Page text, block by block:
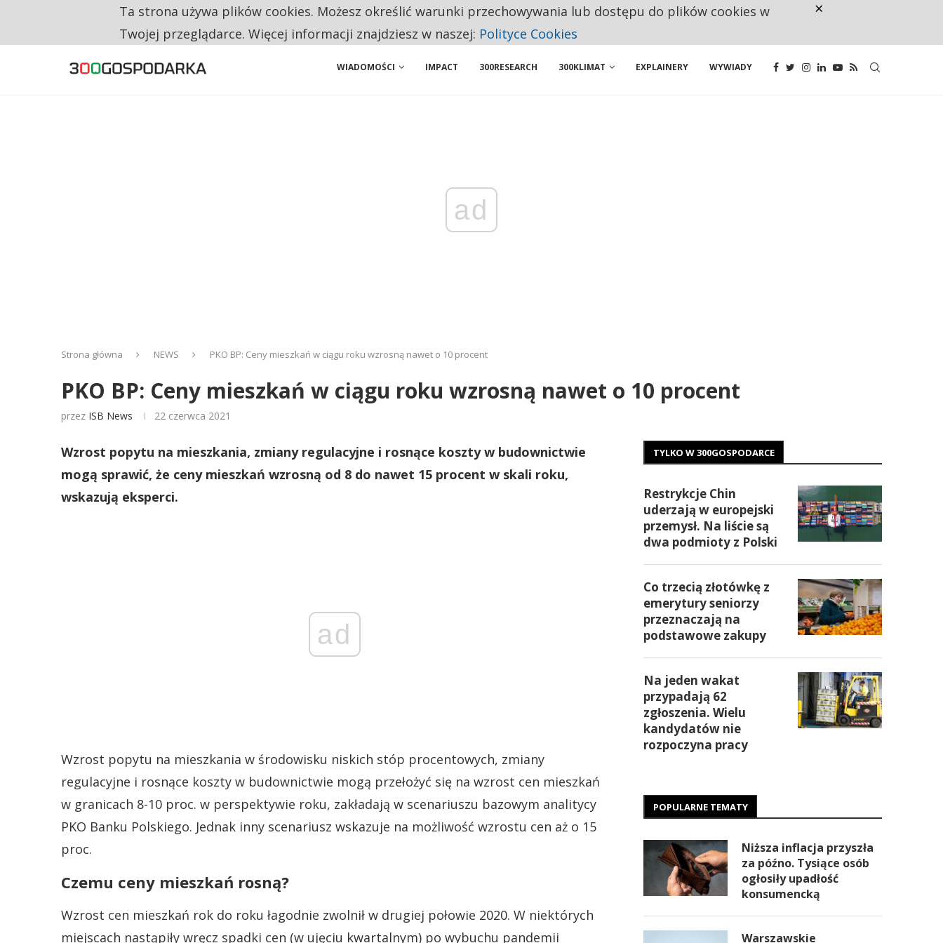
NA JEDEN WAKAT PRZYPADAJĄ 62 ZGŁOSZENIA. WIELU KANDYDATÓW NIE ROZPOCZYNA PRACY
WIADOMOŚCI IMPACT 300RESEARCH 300KLIMAT EXPLAINERY WYWIADY
ad
Strona główna NEWS PKO BP: Ceny mieszkań w ciągu roku wzrosną nawet o 10 procent
PKO BP: Ceny mieszkań w ciągu roku wzrosną nawet o 10 procent
przez ISB News 22 czerwca 2021
Wzrost popytu na mieszkania, zmiany regulacyjne i rosnące koszty w budownictwie
mogą sprawić, że ceny mieszkań wzrosną od 8 do nawet 15 procent w skali roku,
wskazują eksperci.
ad
Wzrost popytu na mieszkania w środowisku niskich stóp procentowych, zmiany
regulacyjne i rosnące koszty w budownictwie mogą przełożyć się na wzrost cen mieszkań
w granicach 8-10 proc. w perspektywie roku, zakładają w scenariuszu bazowym analitycy
PKO Banku Polskiego. Jednak inny scenariusz wskazuje na możliwość wzrostu cen aż o 15
proc.
Czemu ceny mieszkań rosną?
Wzrost cen mieszkań rok do roku łagodnie zwolnił w drugiej połowie 2020. W niektórych
miejscach nastąpiły wręcz spadki cen (w ujęciu kwartalnym) po wybuchu pandemii
TYLKO W 300GOSPODARCE
Restrykcje Chin
uderzają w europejski
przemysł. Na liście są
dwa podmioty z Polski
Co trzecią złotówkę z
emerytury seniorzy
przeznaczają na
podstawowe zakupy
Na jeden wakat
przypadają 62
zgłoszenia. Wielu
kandydatów nie
rozpoczyna pracy
POPULARNE TEMATY
Niższa inflacja przyszła
za późno. Tysiące osób
ogłosiły upadłość
konsumencką
Warszawskie
Ta strona używa plików cookies. Możesz określić warunki przechowywania lub dostępu do plików cookies w
Twojej przeglądarce. Więcej informacji znajdziesz w naszej: Polityce Cookies
×